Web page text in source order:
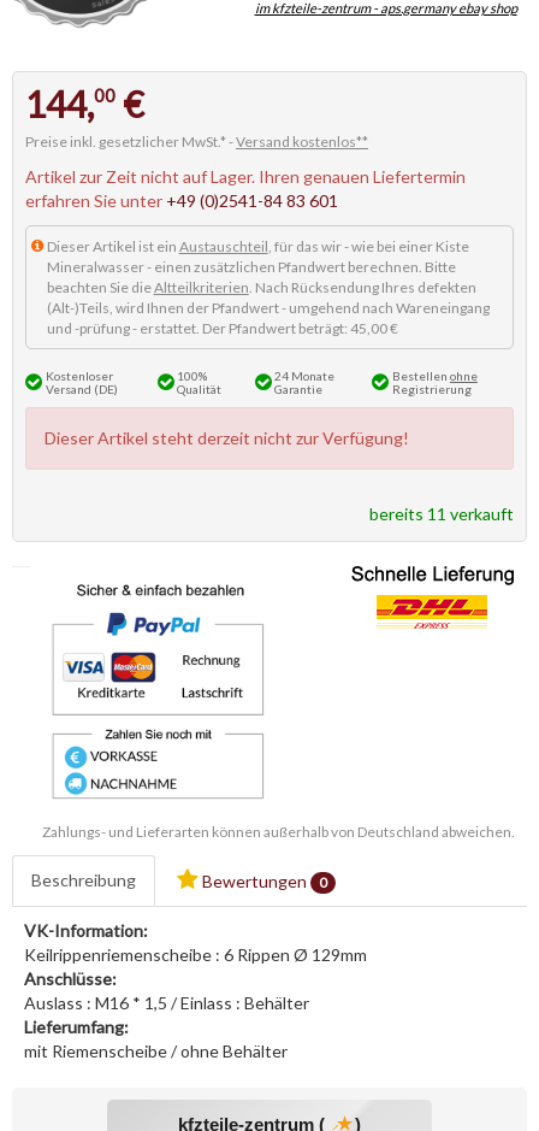
im kfzteile-zentrum - aps.germany ebay shop
144,00 €
Preise inkl. gesetzlicher MwSt.* -Versand kostenlos**
Artikel zur Zeit nicht auf Lager. Ihren genauen Liefertermin
erfahren Sie unter +49 (0)2541-84 83 601
Dieser Artikel ist ein Austauschteil, für das wir - wie bei einer Kiste
Mineralwasser - einen zusätzlichen Pfandwert berechnen. Bitte
beachten Sie dieAltteilkriterien. Nach Rücksendung Ihres defekten
(Alt-)Teils, wird Ihnen der Pfandwert - umgehend nach Wareneingang
und -prüfung - erstattet. Der Pfandwert beträgt: 45,00 €
Kostenloser
Versand (DE)
100%
Qualität
24 Monate
Garantie
Bestellen ohne
Registrierung
Dieser Artikel steht derzeit nicht zur Verfügung!
bereits 11 verkauft
Zahlungs- und Lieferarten können außerhalb von Deutschland abweichen.
Beschreibung Bewertungen 0
VK-Information:
Keilrippenriemenscheibe : 6 Rippen Ø 129mm
Anschlüsse:
Auslass : M16 * 1,5 / Einlass : Behälter
Lieferumfang:
mit Riemenscheibe / ohne Behälter
kfzteile-zentrum ( )